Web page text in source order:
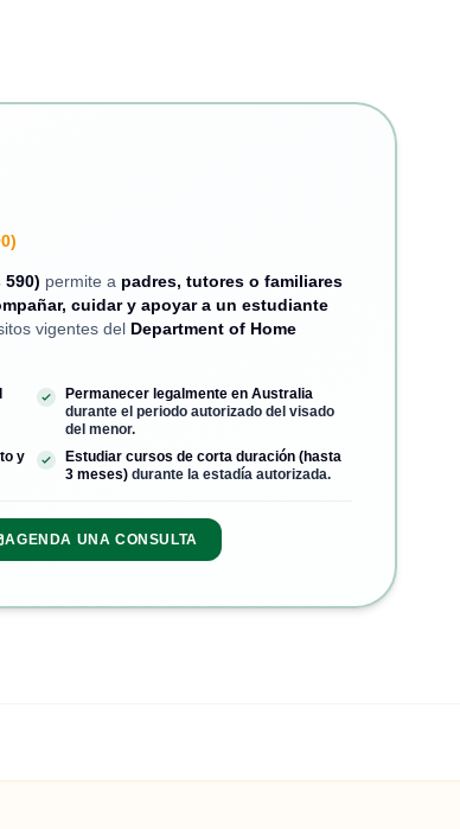
permite a padres, tutores o familiares
cuidar y apoyar a un estudiante
vigentes del Department of Home
Permanecer legalmente en Australia
durante el periodo autorizado del visado
del menor.
y
Estudiar cursos de corta duración (hasta
3 meses) durante la estadía autorizada.
AGENDA UNA CONSULTA